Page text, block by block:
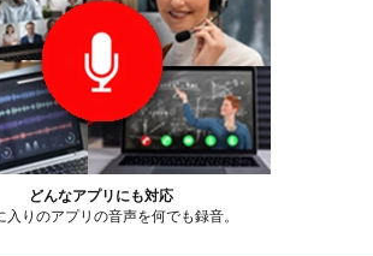
どんなアプリにも対応
入りのアプリの音声を何でも録音。